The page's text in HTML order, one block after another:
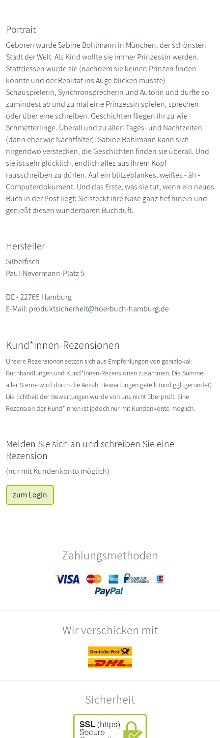
Portrait
Geboren wurde Sabine Bohlmann in München, der schönsten
Stadt der Welt. Als Kind wollte sie immer Prinzessin werden.
Stattdessen wurde sie (nachdem sie keinen Prinzen finden
konnte und der Realität ins Auge blicken musste)
Schauspielerin, Synchronsprecherin und Autorin und durfte so
zumindest ab und zu mal eine Prinzessin spielen, sprechen
oder über eine schreiben. Geschichten fliegen ihr zu wie
Schmetterlinge. Überall und zu allen Tages- und Nachtzeiten
(dann eher wie Nachtfalter). Sabine Bohlmann kann sich
nirgendwo verstecken, die Geschichten finden sie überall. Und
sie ist sehr glücklich, endlich alles aus ihrem Kopf
rausschreiben zu dürfen. Auf ein blitzeblankes, weißes - äh -
Computerdokument. Und das Erste, was sie tut, wenn ein neues
Buch in der Post liegt: Sie steckt ihre Nase ganz tief hinein und
genießt diesen wunderbaren Buchduft.
Hersteller
Silberfisch
Paul-Nevermann-Platz 5
DE - 22765 Hamburg
E-Mail: produktsicherheit@hoerbuch-hamburg.de
Kund*innen-Rezensionen
Unsere Rezensionen setzen sich aus Empfehlungen von genialokal-
Buchhandlungen und Kund*innen-Rezensionen zusammen. Die Summe
aller Sterne wird durch die Anzahl Bewertungen geteilt (und ggf. gerundet).
Die Echtheit der Bewertungen wurde von uns nicht überprüft. Eine
Rezension der Kund*innen ist jedoch nur mit Kundenkonto möglich.
Melden Sie sich an und schreiben Sie eine
Rezension
(nur mit Kundenkonto möglich)
zum Login
Zahlungsmethoden
Wir verschicken mit
Sicherheit